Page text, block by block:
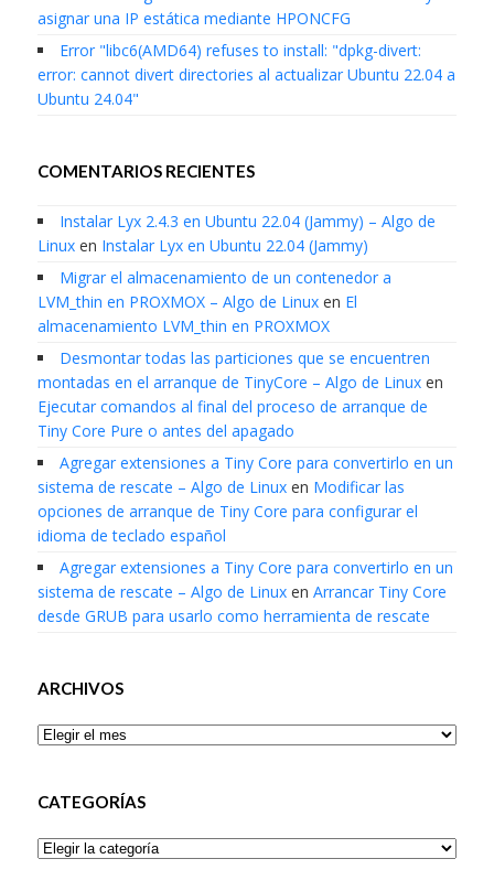
asignar una IP estática mediante HPONCFG
Error "libc6(AMD64) refuses to install: "dpkg-divert:
error: cannot divert directories al actualizar Ubuntu 22.04 a
Ubuntu 24.04"
COMENTARIOS RECIENTES
Instalar Lyx 2.4.3 en Ubuntu 22.04 (Jammy) – Algo de
Linuxen Instalar Lyx en Ubuntu 22.04 (Jammy)
Migrar el almacenamiento de un contenedor a
LVM_thin en PROXMOX – Algo de Linuxen El
almacenamiento LVM_thin en PROXMOX
Desmontar todas las particiones que se encuentren
montadas en el arranque de TinyCore – Algo de Linuxen
Ejecutar comandos al final del proceso de arranque de
Tiny Core Pure o antes del apagado
Agregar extensiones a Tiny Core para convertirlo en un
sistema de rescate – Algo de Linuxen Modificar las
opciones de arranque de Tiny Core para configurar el
idioma de teclado español
Agregar extensiones a Tiny Core para convertirlo en un
sistema de rescate – Algo de Linuxen Arrancar Tiny Core
desde GRUB para usarlo como herramienta de rescate
ARCHIVOS
Archivos
CATEGORÍAS
Categorías